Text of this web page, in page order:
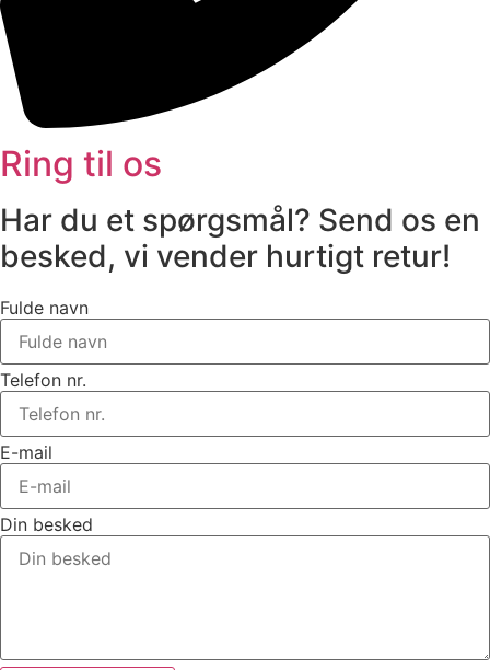
Ring til os
Har du et spørgsmål? Send os en
besked, vi vender hurtigt retur!
Fulde navn
Telefon nr.
E-mail
Din besked